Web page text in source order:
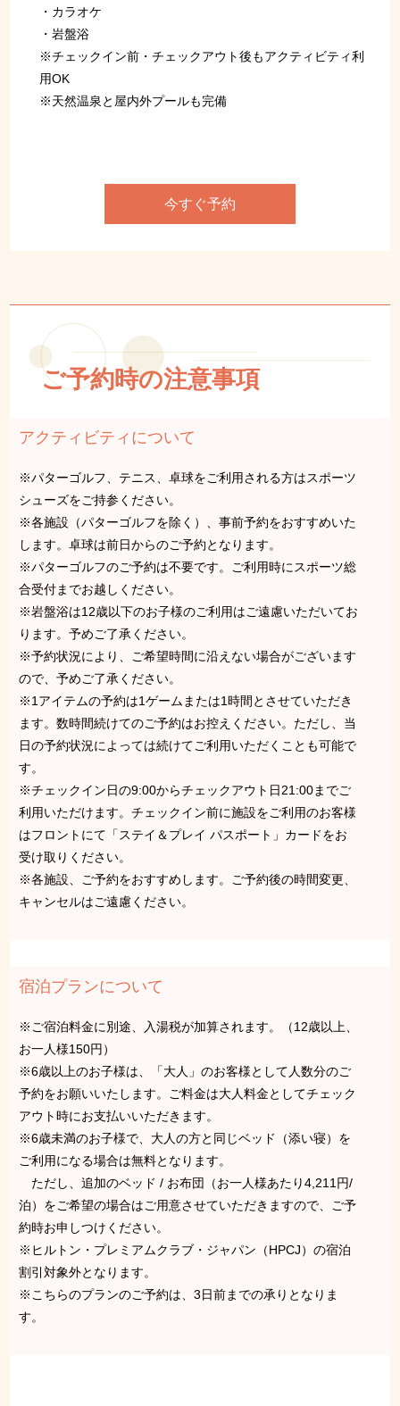
・カラオケ
・岩盤浴
※チェックイン前・チェックアウト後もアクティビティ利
用OK
※天然温泉と屋内外プールも完備
今すぐ予約
ご予約時の注意事項
アクティビティについて
※パターゴルフ、テニス、卓球をご利用される方はスポーツ
シューズをご持参ください。
※各施設（パターゴルフを除く）、事前予約をおすすめいた
します。卓球は前日からのご予約となります。
※パターゴルフのご予約は不要です。ご利用時にスポーツ総
合受付までお越しください。
※岩盤浴は12歳以下のお子様のご利用はご遠慮いただいてお
ります。予めご了承ください。
※予約状況により、ご希望時間に沿えない場合がございます
ので、予めご了承ください。
※1アイテムの予約は1ゲームまたは1時間とさせていただき
ます。数時間続けてのご予約はお控えください。ただし、当
日の予約状況によっては続けてご利用いただくことも可能で
す。
※チェックイン日の9:00からチェックアウト日21:00までご
利用いただけます。チェックイン前に施設をご利用のお客様
はフロントにて「ステイ＆プレイ パスポート」カードをお
受け取りください。
※各施設、ご予約をおすすめします。ご予約後の時間変更、
キャンセルはご遠慮ください。
宿泊プランについて
※ご宿泊料金に別途、入湯税が加算されます。（12歳以上、
お一人様150円）
※6歳以上のお子様は、「大人」のお客様として人数分のご
予約をお願いいたします。ご料金は大人料金としてチェック
アウト時にお支払いいただきます。
※6歳未満のお子様で、大人の方と同じベッド（添い寝）を
ご利用になる場合は無料となります。
ただし、追加のベッド / お布団（お一人様あたり4,211円/
泊）をご希望の場合はご用意させていただきますので、ご予
約時お申しつけください。
※ヒルトン・プレミアムクラブ・ジャパン（HPCJ）の宿泊
割引対象外となります。
※こちらのプランのご予約は、3日前までの承りとなりま
す。